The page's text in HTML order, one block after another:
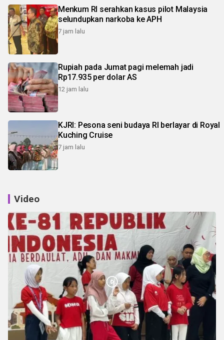
Menkum RI serahkan kasus pilot Malaysia
selundupkan narkoba ke APH
7 jam lalu
Rupiah pada Jumat pagi melemah jadi
Rp17.935 per dolar AS
12 jam lalu
KJRI: Pesona seni budaya RI berlayar di Royal
Kuching Cruise
7 jam lalu
Video